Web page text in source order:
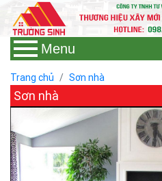
Menu
Trang chủ Sơn nhà
Sơn nhà